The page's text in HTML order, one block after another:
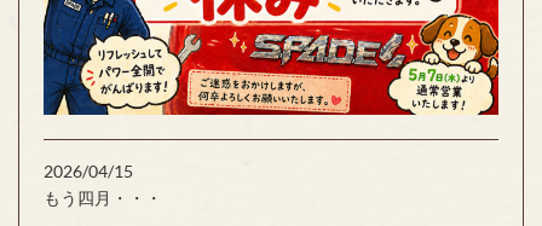
2026/04/15
もう四月・・・